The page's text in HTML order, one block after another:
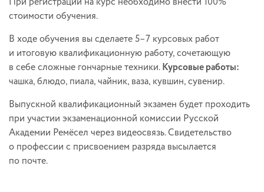
стоимости обучения.
В ходе обучения вы сделаете 5–7 курсовых работ
и итоговую квалификационную работу, сочетающую
в себе сложные гончарные техники.Курсовые работы:
чашка, блюдо, пиала, чайник, ваза, кувшин, сувенир.
Выпускной квалификационный экзамен будет проходить
при участии экзаменационной комиссии Русской
Академии Ремёсел через видеосвязь. Свидетельство
о профессии с присвоением разряда высылается
по почте.